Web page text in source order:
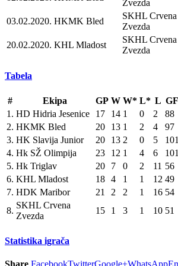
Zvezda
03.02.2020. HKMK Bled
SKHL Crvena
Zvezda
20.02.2020. KHL Mladost
SKHL Crvena
Zvezda
Tabela
# Ekipa GP W W* L* L GF
1. HD Hidria Jesenice 17 14 1 0 2 88
2. HKMK Bled 20 13 1 2 4 97
3. HK Slavija Junior 20 13 2 0 5 101
4. Hk SŽ Olimpija 23 12 1 4 6 101
5. Hk Triglav 20 7 0 2 11 56
6. KHL Mladost 18 4 1 1 12 49
7. HDK Maribor 21 2 2 1 16 54
8.
SKHL Crvena
Zvezda
15 1 3 1 10 51
Statistika igrača